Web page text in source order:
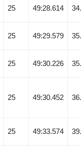
25 49:28.614
25 49:29.579
25 49:30.226
25 49:30.452
25 49:33.574